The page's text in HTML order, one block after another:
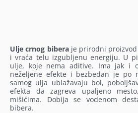
Ulje crnog bibera je prirodni
i vraća telu izgubljenu energiju. U
ulje, koje nema aditive. Ima jak i
neželjene efekte i bezbedan je po
samog ulja ublažavaju bol,
efekta da zagreva upaljeno
mišićima. Dobija se vodenom
bibera.